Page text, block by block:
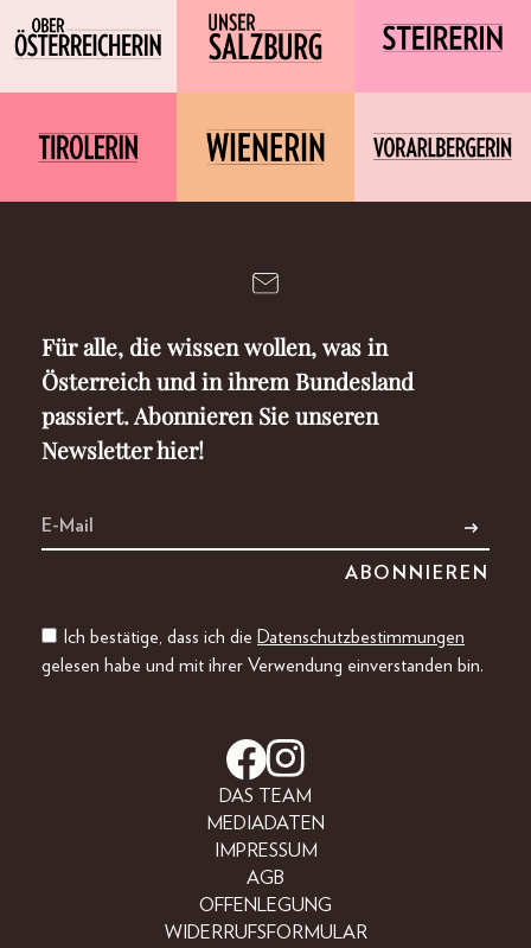
Für alle, die wissen wollen, was in
Österreich und in ihrem Bundesland
passiert. Abonnieren Sie unseren
Newsletter hier!
Ich bestätige, dass ich die Datenschutzbestimmungen
gelesen habe und mit ihrer Verwendung einverstanden bin.
DAS TEAM
MEDIADATEN
IMPRESSUM
AGB
OFFENLEGUNG
WIDERRUFSFORMULAR